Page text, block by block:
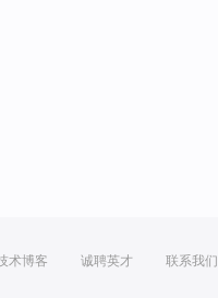
术博客 诚聘英才 联系我们